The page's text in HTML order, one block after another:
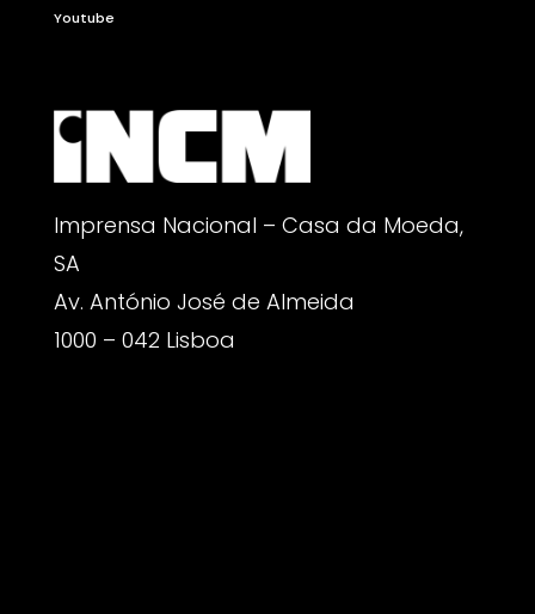
Youtube
Imprensa Nacional – Casa da Moeda,
SA
Av. António José de Almeida
1000 – 042 Lisboa